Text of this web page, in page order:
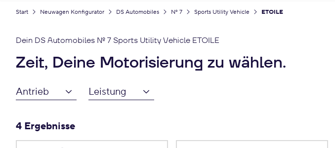
Dein DS Automobiles Nº 7 Sports Utility Vehicle ETOILE
Zeit, Deine Motorisierung zu wählen.
Antrieb Leistung
4 Ergebnisse
Start Neuwagen Konfigurator DS Automobiles Nº 7 Sports Utility Vehicle ETOILE